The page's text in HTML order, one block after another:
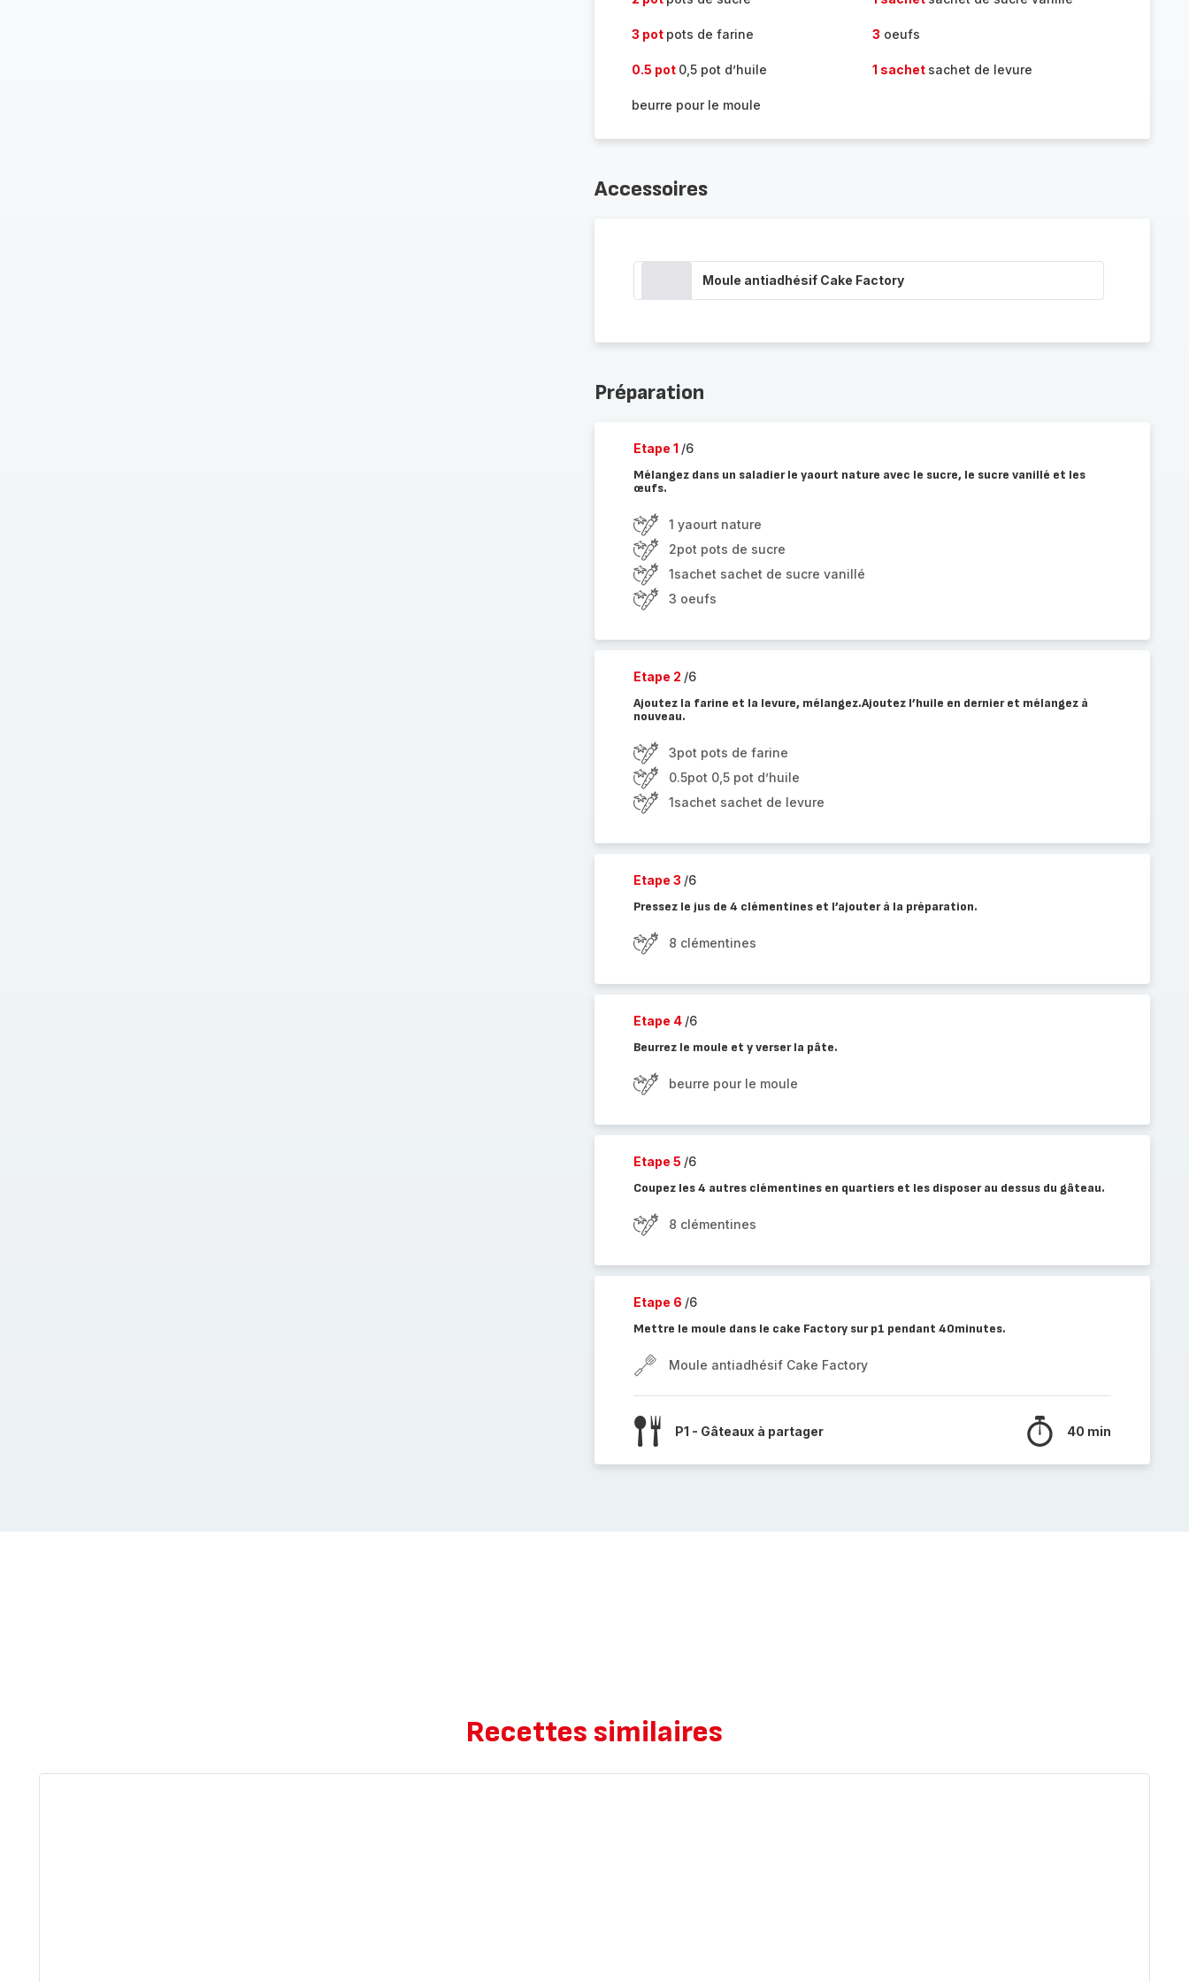
3 pot pots de farine 3 oeufs
0.5 pot 0,5 pot d’huile 1 sachet sachet de levure
beurre pour le moule
Accessoires
Moule antiadhésif Cake Factory
Préparation
Etape 1 /6
Mélangez dans un saladier le yaourt nature avec le sucre, le sucre vanillé et les
œufs.
1 yaourt nature
2pot pots de sucre
1sachet sachet de sucre vanillé
3 oeufs
Etape 2 /6
Ajoutez la farine et la levure, mélangez.Ajoutez l’huile en dernier et mélangez à
nouveau.
3pot pots de farine
0.5pot 0,5 pot d’huile
1sachet sachet de levure
Etape 3 /6
Pressez le jus de 4 clémentines et l’ajouter à la préparation.
8 clémentines
Etape 4 /6
Beurrez le moule et y verser la pâte.
beurre pour le moule
Etape 5 /6
Coupez les 4 autres clémentines en quartiers et les disposer au dessus du gâteau.
8 clémentines
Etape 6 /6
Mettre le moule dans le cake Factory sur p1 pendant 40minutes.
Moule antiadhésif Cake Factory
P1 - Gâteaux à partager 40 min
Recettes similaires